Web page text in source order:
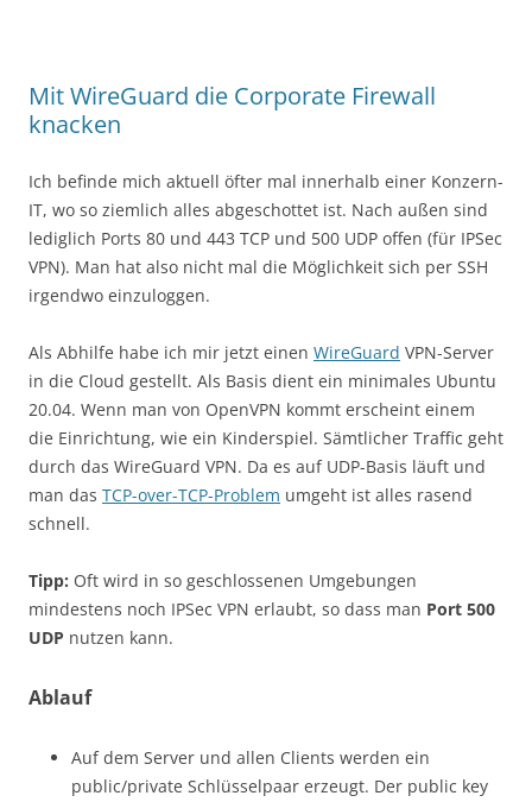
Mit WireGuard die Corporate Firewall
knacken
Ich befinde mich aktuell öfter mal innerhalb einer Konzern-
IT, wo so ziemlich alles abgeschottet ist. Nach außen sind
lediglich Ports 80 und 443 TCP und 500 UDP offen (für IPSec
VPN). Man hat also nicht mal die Möglichkeit sich per SSH
irgendwo einzuloggen.
Als Abhilfe habe ich mir jetzt einen WireGuard VPN-Server
in die Cloud gestellt. Als Basis dient ein minimales Ubuntu
20.04. Wenn man von OpenVPN kommt erscheint einem
die Einrichtung, wie ein Kinderspiel. Sämtlicher Traffic geht
durch das WireGuard VPN. Da es auf UDP-Basis läuft und
man das TCP-over-TCP-Problem umgeht ist alles rasend
schnell.
Tipp: Oft wird in so geschlossenen Umgebungen
mindestens noch IPSec VPN erlaubt, so dass man Port 500
UDP nutzen kann.
Ablauf
Auf dem Server und allen Clients werden ein
public/private Schlüsselpaar erzeugt. Der public key